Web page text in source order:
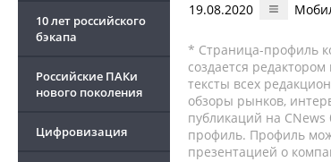
10 лет российского
бэкапа
Российские ПАКи
нового поколения
Цифровизация
19.08.2020
* Страница-профиль
создается
тексты всех
обзоры рынков,
публикаций на
профиль. Профиль
презентацией о